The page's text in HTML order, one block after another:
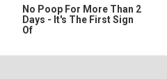
No Poop For More Than 2
Days - It's The First Sign
Of